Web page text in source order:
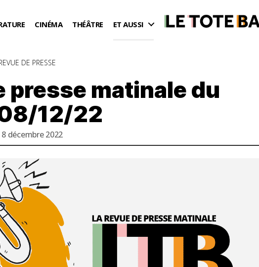
CINÉMA THÉÂTRE ET AUSSI
DE PRESSE
presse matinale du
08/12/22
8 décembre 2022